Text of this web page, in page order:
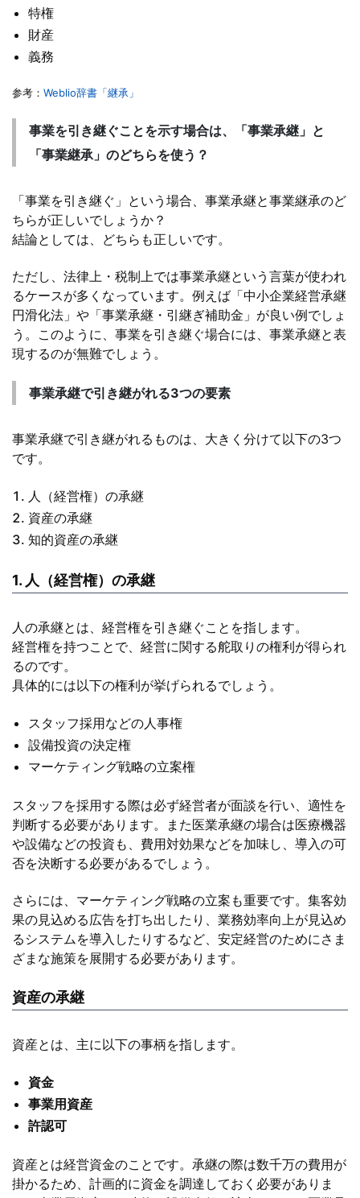
特権
財産
義務
参考： Weblio辞書「継承」
事業を引き継ぐことを示す場合は、「事業承継」と
「事業継承」のどちらを使う？
「事業を引き継ぐ」という場合、事業承継と事業継承のど
ちらが正しいでしょうか？
結論としては、どちらも正しいです。
ただし、法律上・税制上では事業承継という言葉が使われ
るケースが多くなっています。例えば「中小企業経営承継
円滑化法」や「事業承継・引継ぎ補助金」が良い例でしょ
う。このように、事業を引き継ぐ場合には、事業承継と表
現するのが無難でしょう。
事業承継で引き継がれる3つの要素
事業承継で引き継がれるものは、大きく分けて以下の3つ
です。
人（経営権）の承継
資産の承継
知的資産の承継
1. 人（経営権）の承継
人の承継とは、経営権を引き継ぐことを指します。
経営権を持つことで、経営に関する舵取りの権利が得られ
るのです。
具体的には以下の権利が挙げられるでしょう。
スタッフ採用などの人事権
設備投資の決定権
マーケティング戦略の立案権
スタッフを採用する際は必ず経営者が面談を行い、適性を
判断する必要があります。また医業承継の場合は医療機器
や設備などの投資も、費用対効果などを加味し、導入の可
否を決断する必要があるでしょう。
さらには、マーケティング戦略の立案も重要です。集客効
果の見込める広告を打ち出したり、業務効率向上が見込め
るシステムを導入したりするなど、安定経営のためにさま
ざまな施策を展開する必要があります。
資産の承継
資産とは、主に以下の事柄を指します。
資金
事業用資産
許認可
資産とは経営資金のことです。承継の際は数千万の費用が
掛かるため、計画的に資金を調達しておく必要がありま